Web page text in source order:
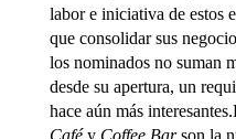
labor e iniciativa de estos
que consolidar sus
los nominados no suman
desde su apertura, un
hace aún más
Caféy Coffee Barson la